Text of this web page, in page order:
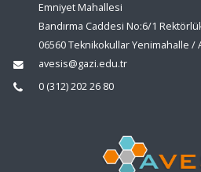
Emniyet Mahallesi
Bandırma Caddesi No:6/1
06560 Teknikokullar Yenimahalle /
avesis@gazi.edu.tr
0 (312) 202 26 80